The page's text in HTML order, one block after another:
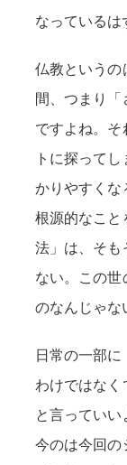
なっているは
仏教というの
間、つまり
ですよね。そ
トに探って
かりやすくな
根源的なこと
法」は、そも
ない。この世
のなんじゃな
日常の一部
わけではなく
と言っていい
今のは今回の